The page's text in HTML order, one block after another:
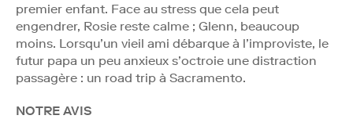
premier enfant. Face au stress que cela peut
engendrer, Rosie reste calme ; Glenn, beaucoup
moins. Lorsqu’un vieil ami débarque à l’improviste, le
futur papa un peu anxieux s’octroie une distraction
passagère : un road trip à Sacramento.
NOTRE AVIS